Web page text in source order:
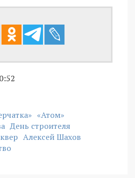
«Атом»
День строителя
Алексей Шахов